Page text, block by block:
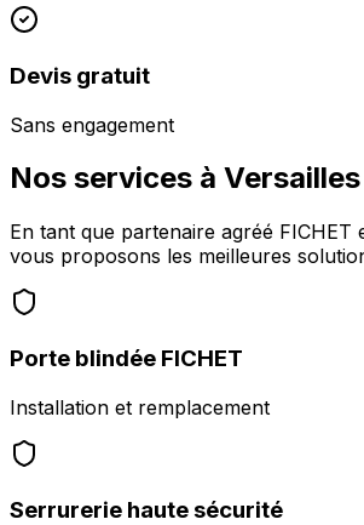
Devis gratuit
Sans engagement
Nos services à Versailles
En tant que partenaire agréé FICHET
vous proposons les meilleures
Porte blindée FICHET
Installation et remplacement
Serrurerie haute sécurité